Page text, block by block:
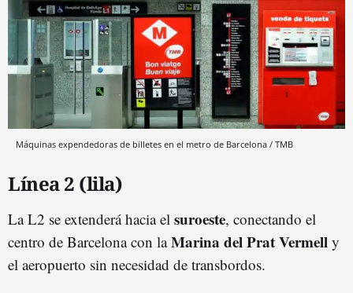
Máquinas expendedoras de billetes en el metro de Barcelona / TMB
Línea 2 (lila)
La L2 se extenderá hacia el suroeste, conectando el
centro de Barcelona con laMarina del Prat Vermell y
el aeropuerto sin necesidad de transbordos.